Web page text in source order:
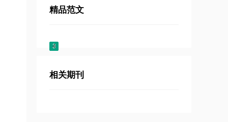
精品范文
1
2
3
4
相关期刊